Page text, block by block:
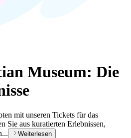
Museum: Die
mit unseren Tickets für das
Sie aus kuratierten Erlebnissen,
Weiterlesen